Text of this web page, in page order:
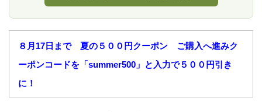
８月17日まで 夏の５００円クーポン ご購入へ進みク
ーポンコードを「summer500」と入力で５００円引き
に！